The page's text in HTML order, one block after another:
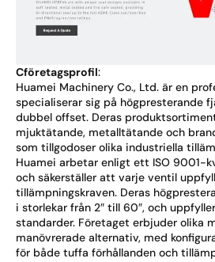
Cföretagsprofil:
Huamei Machinery Co., Ltd. är en
specialiserar sig på högpresterande
dubbel offset. Deras
mjuktätande, metalltätande och
som tillgodoser olika industriella
Huamei arbetar enligt ett ISO 9001-
och säkerställer att varje ventil
tillämpningskraven. Deras
i storlekar från 2″ till 60″, och
standarder. Företaget erbjuder olika
manövrerade alternativ, med
för både tuffa förhållanden och